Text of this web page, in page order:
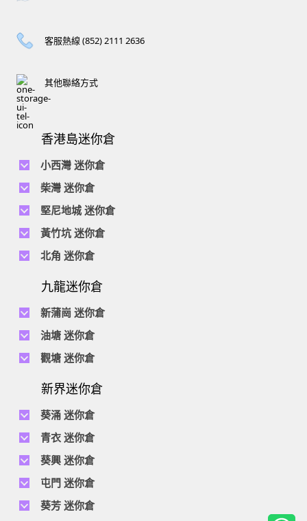
客服熱線 (852) 2111 2636
其他聯絡方式
香港島迷你倉
小西灣 迷你倉
電話 :2111 1062
地址 : 柴灣新業街5號王子工業大廈4樓
地址 : 柴灣新業街11號森龍工業大廈7樓B室
柴灣 迷你倉
電話 :2194 0038
地址 : 柴灣祥利街7號萬峰工業大廈6樓C室
地址 : 柴灣利眾街20號柴灣中心工業大廈6樓B室及14樓B1室
堅尼地城 迷你倉
電話 : 2623 0280
地址 : 堅尼地城士美菲路12P號祥興工業大廈9樓
黃竹坑 迷你倉
電話 :2680 9691
地址 : 黃竹坑道18號瑞琪工業大廈14樓A室
電話 :2116 8113
地址 : 香港黃竹坑道56-60號怡華工業大廈3樓B室
北角 迷你倉
地址 : 香港屈臣道4-6號海景大廈B座10樓4&6室
九龍迷你倉
新蒲崗 迷你倉
電話 :2111 0509
地址 : 新蒲崗景福街106號太子工業大廈15樓B室
地址 : 新蒲崗五芳街8號利嘉工業大廈9樓CD室
電話 :2116 5165
地址 : 新蒲崗景福街114號捷景工業大廈3樓A室
油塘 迷你倉
電話 :2623 0300
地址 : 油塘四山街4號華輝工業大廈一樓C室
觀塘 迷你倉
地址 : 觀塘偉業街146號美嘉工業大廈5樓A室
新界迷你倉
葵涌 迷你倉
電話 :2111 2683
地址 : 葵涌昌榮路9-11號同珍工業大廈B座19樓
地址 : 葵涌打磚坪街16號有利工業貨倉大廈2樓D室
青衣 迷你倉
電話 :2111 1063
地址 : 青衣長達路1-33號青衣工業中心2期D座5樓及7樓, C座7樓
葵興 迷你倉
電話 :2111 1629
地址 : 葵興葵昌路9-15號貴豐工業6樓A室及8樓B室
屯門 迷你倉
電話 :2374 2022
地址 : 屯門新益里3號通明工業大廈1,4及5樓
葵芳 迷你倉